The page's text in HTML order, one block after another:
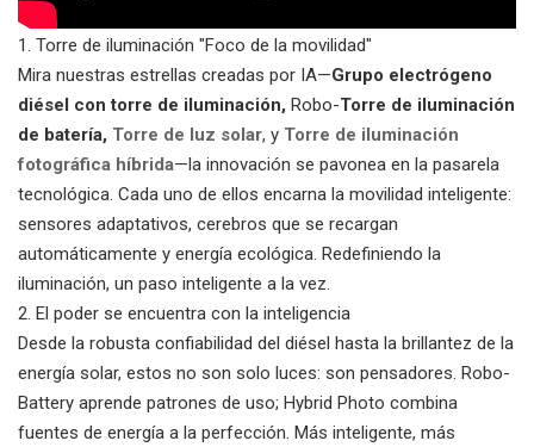
1. Torre de iluminación "Foco de la movilidad"
Mira nuestras estrellas creadas por IA—Grupo electrógeno
diésel con torre de iluminación, Robo-Torre de iluminación
de batería, Torre de luz solar, y Torre de iluminación
fotográfica híbrida—la innovación se pavonea en la pasarela
tecnológica. Cada uno de ellos encarna la movilidad inteligente:
sensores adaptativos, cerebros que se recargan
automáticamente y energía ecológica. Redefiniendo la
iluminación, un paso inteligente a la vez.
2. El poder se encuentra con la inteligencia
Desde la robusta confiabilidad del diésel hasta la brillantez de la
energía solar, estos no son solo luces: son pensadores. Robo-
Battery aprende patrones de uso; Hybrid Photo combina
fuentes de energía a la perfección. Más inteligente, más